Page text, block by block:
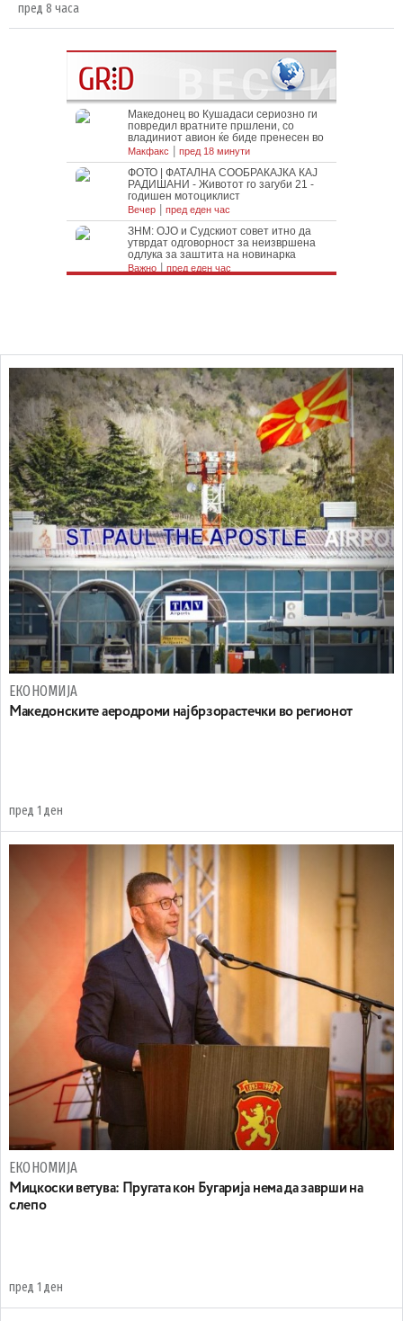
пред 8 часа
ЕКОНОМИЈА
Maкедонските аеродроми најбрзорастечки во регионот
пред 1 ден
ЕКОНОМИЈА
Mицкоски ветува: Пругата кон Бугарија нема да заврши на
слепо
пред 1 ден